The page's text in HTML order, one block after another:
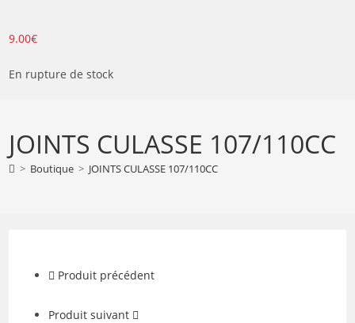
9.00€
En rupture de stock
JOINTS CULASSE 107/110CC
> Boutique > JOINTS CULASSE 107/110CC
Produit précédent
Produit suivant